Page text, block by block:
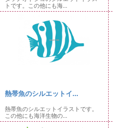
トです。この他にも海...
熱帯魚のシルエットイ...
熱帯魚のシルエットイラストです。
この他にも海洋生物の...